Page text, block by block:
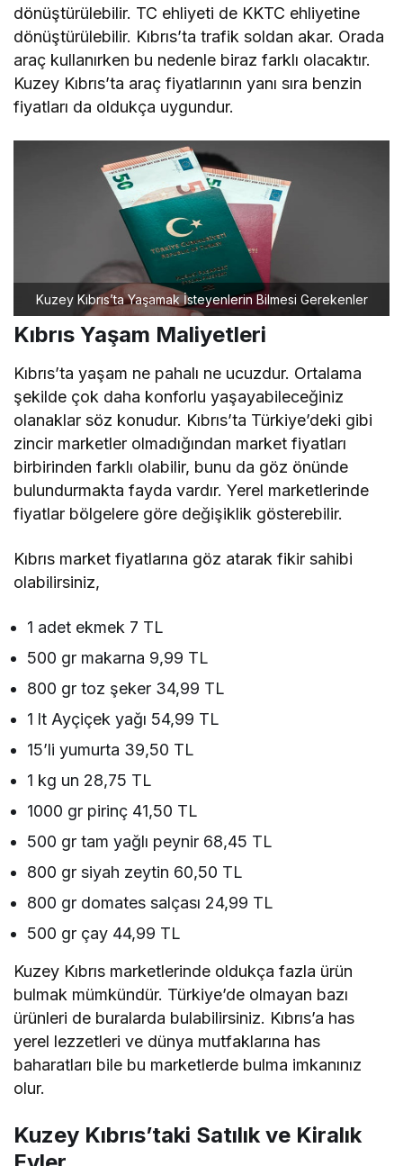
dönüştürülebilir. TC ehliyeti de KKTC ehliyetine
dönüştürülebilir. Kıbrıs’ta trafik soldan akar. Orada
araç kullanırken bu nedenle biraz farklı olacaktır.
Kuzey Kıbrıs’ta araç fiyatlarının yanı sıra benzin
fiyatları da oldukça uygundur.
Kuzey Kıbrıs’ta Yaşamak İsteyenlerin Bilmesi Gerekenler
Kıbrıs Yaşam Maliyetleri
Kıbrıs’ta yaşam ne pahalı ne ucuzdur. Ortalama
şekilde çok daha konforlu yaşayabileceğiniz
olanaklar söz konudur. Kıbrıs’ta Türkiye’deki gibi
zincir marketler olmadığından market fiyatları
birbirinden farklı olabilir, bunu da göz önünde
bulundurmakta fayda vardır. Yerel marketlerinde
fiyatlar bölgelere göre değişiklik gösterebilir.
Kıbrıs market fiyatlarına göz atarak fikir sahibi
olabilirsiniz,
1 adet ekmek 7 TL
500 gr makarna 9,99 TL
800 gr toz şeker 34,99 TL
1 lt Ayçiçek yağı 54,99 TL
15’li yumurta 39,50 TL
1 kg un 28,75 TL
1000 gr pirinç 41,50 TL
500 gr tam yağlı peynir 68,45 TL
800 gr siyah zeytin 60,50 TL
800 gr domates salçası 24,99 TL
500 gr çay 44,99 TL
Kuzey Kıbrıs marketlerinde oldukça fazla ürün
bulmak mümkündür. Türkiye’de olmayan bazı
ürünleri de buralarda bulabilirsiniz. Kıbrıs’a has
yerel lezzetleri ve dünya mutfaklarına has
baharatları bile bu marketlerde bulma imkanınız
olur.
Kuzey Kıbrıs’taki Satılık ve Kiralık